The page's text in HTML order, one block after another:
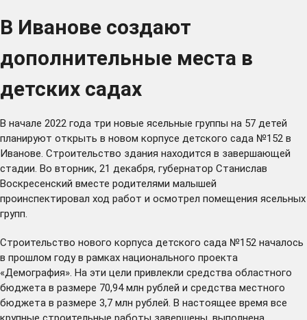
В Иванове создают
дополнительные места в
детских садах
В начале 2022 года три новые ясельные группы на 57 детей
планируют открыть в новом корпусе детского сада №152 в
Иванове. Строительство здания находится в завершающей
стадии. Во вторник, 21 декабря, губернатор Станислав
Воскресенский вместе родителями малышей
проинспектировал ход работ и осмотрел помещения ясельных
групп.
Строительство нового корпуса детского сада №152 началось
в прошлом году в рамках национального проекта
«Демография». На эти цели привлекли средства областного
бюджета в размере 70,94 млн рублей и средства местного
бюджета в размере 3,7 млн рублей. В настоящее время все